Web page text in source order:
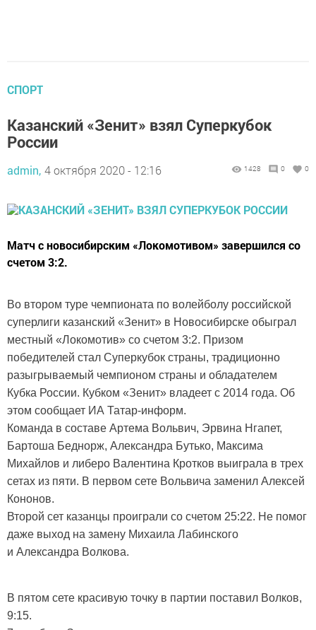
СПОРТ
Казанский «Зенит» взял Суперкубок
России
admin, 4 октября 2020 - 12:16 1428 0 0
Матч с новосибирским «Локомотивом» завершился со
счетом 3:2.
Во втором туре чемпионата по волейболу российской
суперлиги казанский «Зенит» в Новосибирске обыграл
местный «Локомотив» со счетом 3:2. Призом
победителей стал Суперкубок страны, традиционно
разыгрываемый чемпионом страны и обладателем
Кубка России. Кубком «Зенит» владеет с 2014 года. Об
этом сообщает ИА Татар-информ.
Команда в составе Артема Вольвич, Эрвина Нгапет,
Бартоша Беднорж, Александра Бутько, Максима
Михайлов и либеро Валентина Кротков выиграла в трех
сетах из пяти. В первом сете Вольвича заменил Алексей
Кононов.
Второй сет казанцы проиграли со счетом 25:22. Не помог
даже выход на замену Михаила Лабинского
и Александра Волкова.
В пятом сете красивую точку в партии поставил Волков,
9:15.